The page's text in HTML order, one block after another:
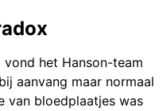
het Hanson-team
aanvang maar normaal
van bloedplaatjes was